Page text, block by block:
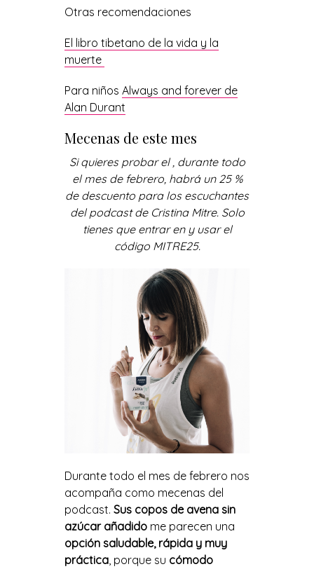
Otras recomendaciones
El libro tibetano de la vida y la
muerte
Para niños Always and forever de
Alan Durant
Mecenas de este mes
Si quieres probar el , durante todo
el mes de febrero, habrá un 25 %
de descuento para los escuchantes
del podcast de Cristina Mitre. Solo
tienes que entrar eny usar el
código MITRE25.
Durante todo el mes de febrero nos
acompaña como mecenas del
podcast. Sus copos de avena sin
azúcar añadidome parecen una
opción saludable, rápida y muy
práctica, porque su cómodo